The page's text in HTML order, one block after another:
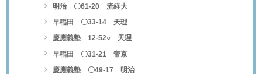
明治 〇61-20 流経大
早稲田 〇33-14 天理
慶應義塾 12-52○ 天理
早稲田 〇31-21 帝京
慶應義塾 〇49-17 明治